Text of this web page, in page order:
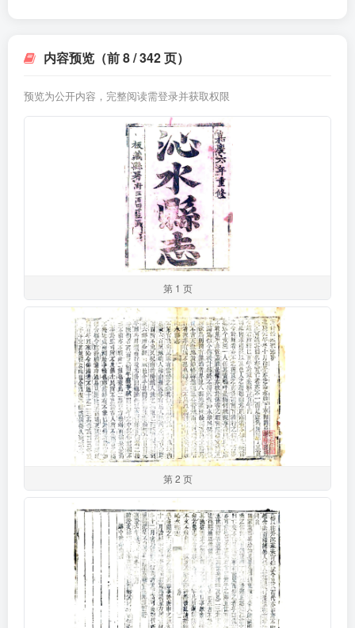
内容预览（前 8 / 342 页）
预览为公开内容，完整阅读需登录并获取权限
第 1 页
第 2 页